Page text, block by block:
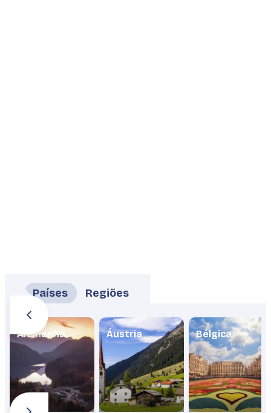
Países Regiões
Alemanha Áustria Bélgica
Planeje sua